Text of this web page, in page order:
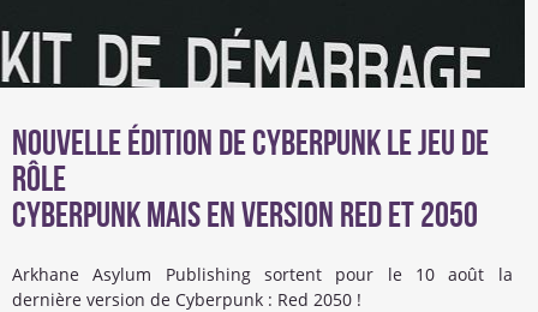
Nouvelle édition de Cyberpunk le jeu de
rôle
Cyberpunk mais en version Red et 2050
Arkhane Asylum Publishing sortent pour le 10 août la
dernière version de Cyberpunk : Red 2050 !